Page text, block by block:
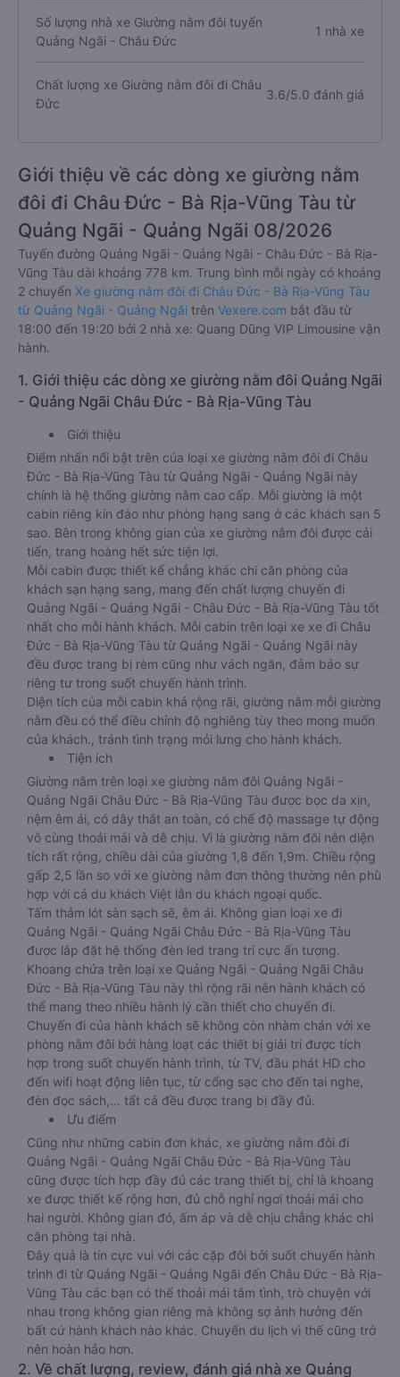
Số lượng nhà xe Giường nằm đôi tuyến
Quảng Ngãi - Châu Đức
1 nhà xe
Chất lượng xe Giường nằm đôi đi Châu
Đức
3.6/5.0 đánh giá
Giới thiệu về các dòng xe giường nằm
đôi đi Châu Đức - Bà Rịa-Vũng Tàu từ
Quảng Ngãi - Quảng Ngãi 08/2026
Tuyến đường Quảng Ngãi - Quảng Ngãi - Châu Đức - Bà Rịa-
Vũng Tàu dài khoảng 778 km. Trung bình mỗi ngày có khoảng
2 chuyến Xe giường nằm đôi đi Châu Đức - Bà Rịa-Vũng Tàu
từ Quảng Ngãi - Quảng Ngãi trên Vexere.com bắt đầu từ
18:00 đến 19:20 bởi 2 nhà xe: Quang Dũng VIP Limousine vận
hành.
1. Giới thiệu các dòng xe giường nằm đôi Quảng Ngãi
- Quảng Ngãi Châu Đức - Bà Rịa-Vũng Tàu
Giới thiệu
Điểm nhấn nổi bật trên của loại xe giường nằm đôi đi Châu
Đức - Bà Rịa-Vũng Tàu từ Quảng Ngãi - Quảng Ngãi này
chính là hệ thống giường nằm cao cấp. Mỗi giường là một
cabin riêng kín đáo như phòng hạng sang ở các khách sạn 5
sao. Bên trong không gian của xe giường nằm đôi được cải
tiến, trang hoàng hết sức tiện lợi.
Mỗi cabin được thiết kế chẳng khác chi căn phòng của
khách sạn hạng sang, mang đến chất lượng chuyến đi
Quảng Ngãi - Quảng Ngãi - Châu Đức - Bà Rịa-Vũng Tàu tốt
nhất cho mỗi hành khách. Mỗi cabin trên loại xe xe đi Châu
Đức - Bà Rịa-Vũng Tàu từ Quảng Ngãi - Quảng Ngãi này
đều được trang bị rèm cũng như vách ngăn, đảm bảo sự
riêng tư trong suốt chuyến hành trình.
Diện tích của mỗi cabin khá rộng rãi, giường nằm mỗi giường
nằm đều có thể điều chỉnh độ nghiêng tùy theo mong muốn
của khách., tránh tình trạng mỏi lưng cho hành khách.
Tiện ích
Giường nằm trên loại xe giường nằm đôi Quảng Ngãi -
Quảng Ngãi Châu Đức - Bà Rịa-Vũng Tàu được bọc da xịn,
nệm êm ái, có dây thắt an toàn, có chế độ massage tự động
vô cùng thoải mái và dễ chịu. Vì là giường nằm đôi nên diện
tích rất rộng, chiều dài của giường 1,8 đến 1,9m. Chiều rộng
gấp 2,5 lần so với xe giường nằm đơn thông thường nên phù
hợp với cả du khách Việt lẫn du khách ngoại quốc.
Tấm thảm lót sàn sạch sẽ, êm ái. Không gian loại xe đi
Quảng Ngãi - Quảng Ngãi Châu Đức - Bà Rịa-Vũng Tàu
được lắp đặt hệ thống đèn led trang trí cực ấn tượng.
Khoang chứa trên loại xe Quảng Ngãi - Quảng Ngãi Châu
Đức - Bà Rịa-Vũng Tàu này thì rộng rãi nên hành khách có
thể mang theo nhiều hành lý cần thiết cho chuyến đi.
Chuyến đi của hành khách sẽ không còn nhàm chán với xe
phòng nằm đôi bởi hàng loạt các thiết bị giải trí được tích
hợp trong suốt chuyến hành trình, từ TV, đầu phát HD cho
đến wifi hoạt động liên tục, từ cổng sạc cho đến tai nghe,
đèn đọc sách,… tất cả đều được trang bị đầy đủ.
Ưu điểm
Cũng như những cabin đơn khác, xe giường nằm đôi đi
Quảng Ngãi - Quảng Ngãi Châu Đức - Bà Rịa-Vũng Tàu
cũng được tích hợp đầy đủ các trang thiết bị, chỉ là khoang
xe được thiết kế rộng hơn, đủ chỗ nghỉ ngơi thoải mái cho
hai người. Không gian đó, ấm áp và dễ chịu chẳng khác chi
căn phòng tại nhà.
Đây quả là tin cực vui với các cặp đôi bởi suốt chuyến hành
trình đi từ Quảng Ngãi - Quảng Ngãi đến Châu Đức - Bà Rịa-
Vũng Tàu các bạn có thể thoải mái tâm tình, trò chuyện với
nhau trong không gian riêng mà không sợ ảnh hưởng đến
bất cứ hành khách nào khác. Chuyến du lịch vì thế cũng trở
nên hoàn hảo hơn.
2. Về chất lượng, review, đánh giá nhà xe Quảng